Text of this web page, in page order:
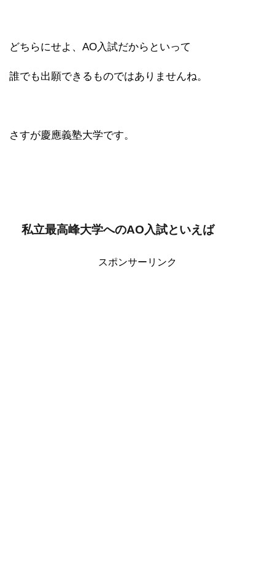
どちらにせよ、AO入試だからといって
誰でも出願できるものではありませんね。
さすが慶應義塾大学です。
私立最高峰大学へのAO入試といえば
スポンサーリンク